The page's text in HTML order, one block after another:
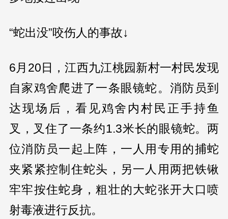
“蛇出没”咬伤人的事故↓
6月20日，江西九江桃园新村一村民发现
自家鸡舍爬进了一条眼镜蛇。消防员到
达现场后，看见鸡舍内村民正手持鱼
叉，叉住了一条约1.3米长的眼镜蛇。两
位消防员一起上阵，一人用专用的捕蛇
夹紧紧控制住蛇头，另一人用两把铁锹
牢牢按住蛇身，粗壮的大蛇张开大口喷
射毒液进行反抗。